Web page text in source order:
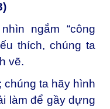
ngắm “công
thích, chúng ta
vẽ.
chúng ta hãy hình
làm để gầy dựng